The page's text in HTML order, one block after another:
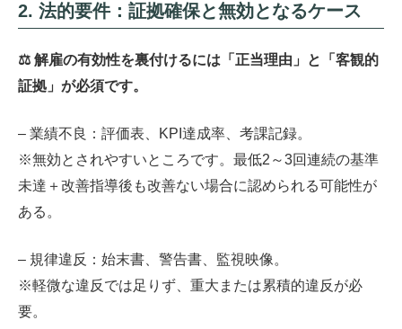
2. 法的要件：証拠確保と無効となるケース
⚖️ 解雇の有効性を裏付けるには「正当理由」と「客観的
証拠」が必須です。
– 業績不良：評価表、KPI達成率、考課記録。
※無効とされやすいところです。最低2～3回連続の基準
未達＋改善指導後も改善ない場合に認められる可能性が
ある。
– 規律違反：始末書、警告書、監視映像。
※軽微な違反では足りず、重大または累積的違反が必
要。